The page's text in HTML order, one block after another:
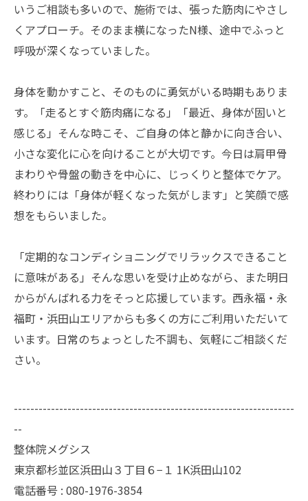
いうご相談も多いので、施術では、張った筋肉にやさし
くアプローチ。そのまま横になったN様、途中でふっと
呼吸が深くなっていました。
身体を動かすこと、そのものに勇気がいる時期もありま
す。「走るとすぐ筋肉痛になる」「最近、身体が固いと
感じる」そんな時こそ、ご自身の体と静かに向き合い、
小さな変化に心を向けることが大切です。今日は肩甲骨
まわりや骨盤の動きを中心に、じっくりと整体でケア。
終わりには「身体が軽くなった気がします」と笑顔で感
想をもらいました。
「定期的なコンディショニングでリラックスできること
に意味がある」そんな思いを受け止めながら、また明日
からがんばれる力をそっと応援しています。西永福・永
福町・浜田山エリアからも多くの方にご利用いただいて
います。日常のちょっとした不調も、気軽にご相談くだ
さい。
--------------------------------------------------------------------
--
整体院メグシス
東京都杉並区浜田山３丁目６−１ 1K浜田山102
電話番号 : 080-1976-3854